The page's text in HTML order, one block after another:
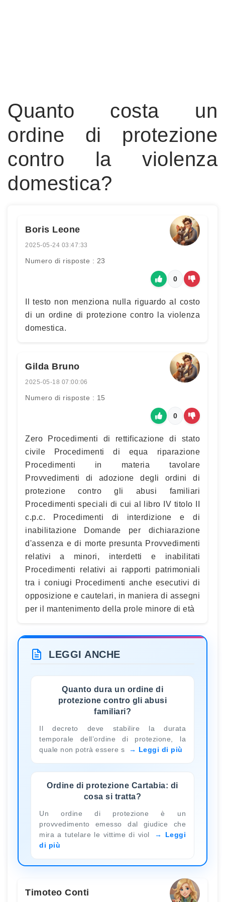
Quanto costa un
ordine di protezione
contro la violenza
domestica?
Boris Leone
2025-05-24 03:47:33
Numero di risposte : 23
0
Il testo non menziona nulla riguardo al costo
di un ordine di protezione contro la violenza
domestica.
Gilda Bruno
2025-05-18 07:00:06
Numero di risposte : 15
0
Zero Procedimenti di rettificazione di stato
civile Procedimenti di equa riparazione
Procedimenti in materia tavolare
Provvedimenti di adozione degli ordini di
protezione contro gli abusi familiari
Procedimenti speciali di cui al libro IV titolo II
c.p.c. Procedimenti di interdizione e di
inabilitazione Domande per dichiarazione
d'assenza e di morte presunta Provvedimenti
relativi a minori, interdetti e inabilitati
Procedimenti relativi ai rapporti patrimoniali
tra i coniugi Procedimenti anche esecutivi di
opposizione e cautelari, in maniera di assegni
per il mantenimento della prole minore di età
LEGGI ANCHE
Quanto dura un ordine di
protezione contro gli abusi
familiari?
Il decreto deve stabilire la durata
temporale dell’ordine di protezione, la
quale non potrà essere s
Leggi di più
Ordine di protezione Cartabia: di
cosa si tratta?
Un ordine di protezione è un
provvedimento emesso dal giudice che
mira a tutelare le vittime di viol
Leggi
di più
Timoteo Conti